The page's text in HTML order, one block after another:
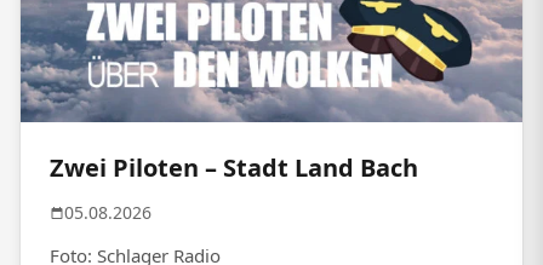
Zwei Piloten – Stadt Land Bach
05.08.2026
Foto: Schlager Radio